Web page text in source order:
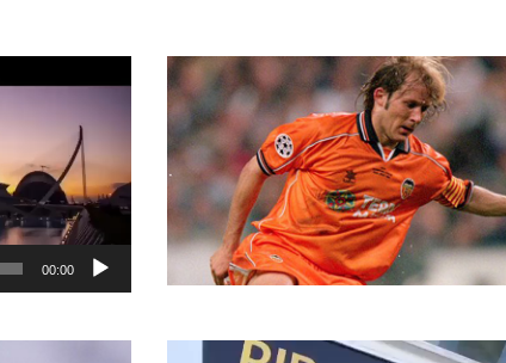
00:00